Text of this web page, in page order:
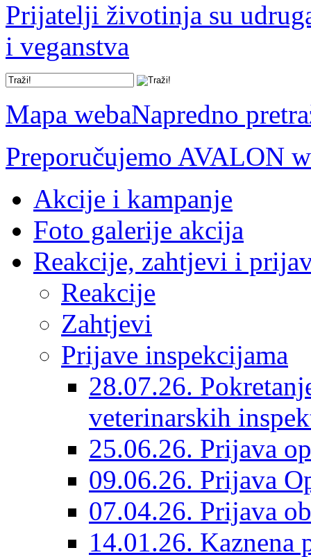
Prijatelji životinja su
i veganstva
Mapa webaNapredno
Preporučujemo AVALON
Akcije i kampanje
Foto galerije akcija
Reakcije, zahtjevi i
Reakcije
Zahtjevi
Prijave inspekcijama
28.07.26.
veterinarskih
25.06.26. Prijava
09.06.26. Prijava
07.04.26. Prijava
14.01.26. Kaznena